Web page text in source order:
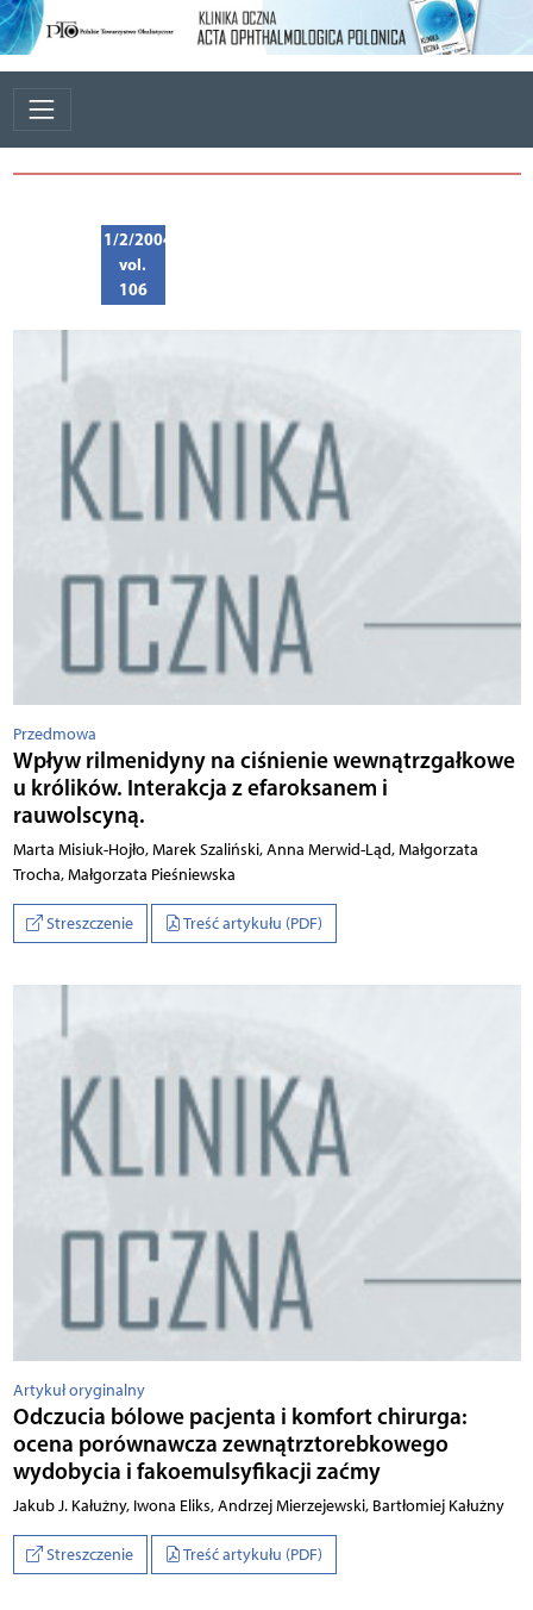
1/2/2004
vol.
106
Przedmowa
Wpływ rilmenidyny na ciśnienie wewnątrzgałkowe
u królików. Interakcja z efaroksanem i
rauwolscyną.
Marta Misiuk-Hojło, Marek Szaliński, Anna Merwid-Ląd, Małgorzata
Trocha, Małgorzata Pieśniewska
Streszczenie Treść artykułu (PDF)
Artykuł oryginalny
Odczucia bólowe pacjenta i komfort chirurga:
ocena porównawcza zewnątrztorebkowego
wydobycia i fakoemulsyfikacji zaćmy
Jakub J. Kałużny, Iwona Eliks, Andrzej Mierzejewski, Bartłomiej Kałużny
Streszczenie Treść artykułu (PDF)